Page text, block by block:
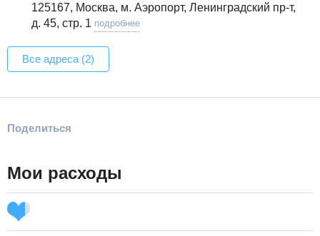
125167, Москва, м. Аэропорт, Ленинградский пр-т,
д. 45, стр. 1 подробнее
Все адреса (2)
Поделиться
Мои расходы